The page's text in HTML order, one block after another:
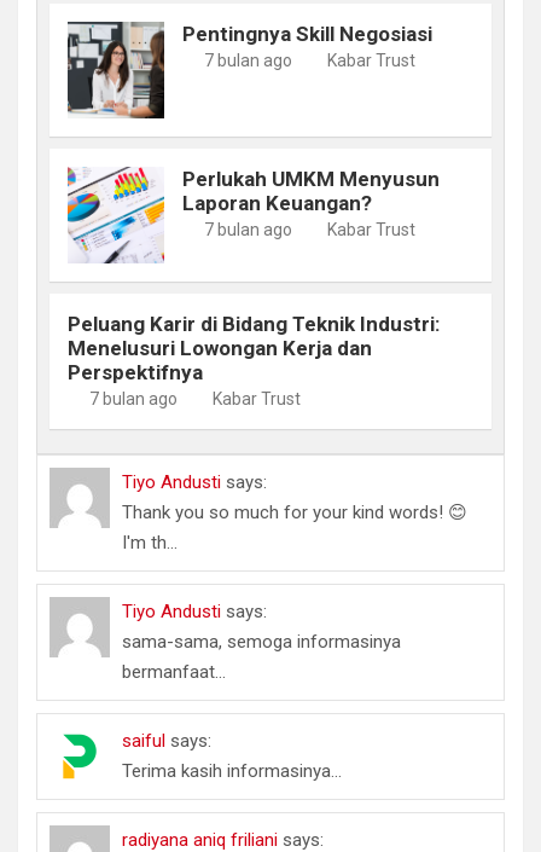
Pentingnya Skill Negosiasi
7 bulan ago Kabar Trust
Perlukah UMKM Menyusun
Laporan Keuangan?
7 bulan ago Kabar Trust
Peluang Karir di Bidang Teknik Industri:
Menelusuri Lowongan Kerja dan
Perspektifnya
7 bulan ago Kabar Trust
Tiyo Andusti says:
Thank you so much for your kind words! 😊
I'm th...
Tiyo Andusti says:
sama-sama, semoga informasinya
bermanfaat...
saiful says:
Terima kasih informasinya...
radiyana aniq friliani says: